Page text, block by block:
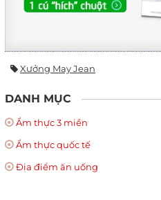
Xưởng May Jean
DANH MỤC
Ẩm thực 3 miền
Ẩm thực quốc tế
Địa điểm ăn uống